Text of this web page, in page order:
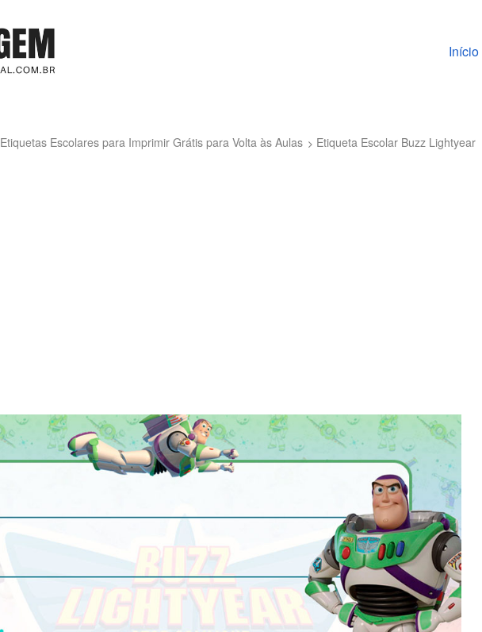
Início
Etiquetas Escolares para Imprimir Grátis para Volta às Aulas Etiqueta Escolar Buzz Lightyear